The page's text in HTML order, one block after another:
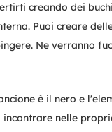
creando dei
Puoi creare
Ne verranno
è il nero e
nelle